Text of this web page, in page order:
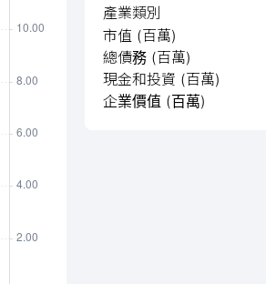
產業類別
市值 (百萬)
總債務 (百萬)
現金和投資 (百萬)
企業價值 (百萬)